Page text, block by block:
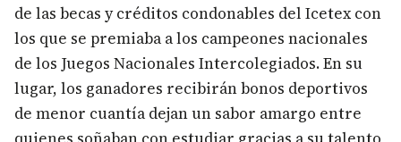
de las becas y créditos condonables del Icetex con
los que se premiaba a los campeones nacionales
de los Juegos Nacionales Intercolegiados. En su
lugar, los ganadores recibirán bonos deportivos
de menor cuantía dejan un sabor amargo entre